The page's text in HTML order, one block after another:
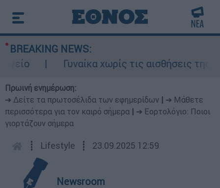
BREAKING NEWS:
Γυναίκα χωρίς τις αισθήσεις της
Πρωινή ενημέρωση:
➔ Δείτε τα πρωτοσέλιδα των εφημερίδων
➔ Μάθετε
περισσότερα για τον καιρό σήμερα
➔ Εορτολόγιο: Ποιοι
γιορτάζουν σήμερα
┋ Lifestyle ┋ 23.09.2025 12:59
Newsroom